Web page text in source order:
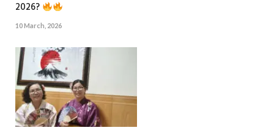
2026?
10 March, 2026